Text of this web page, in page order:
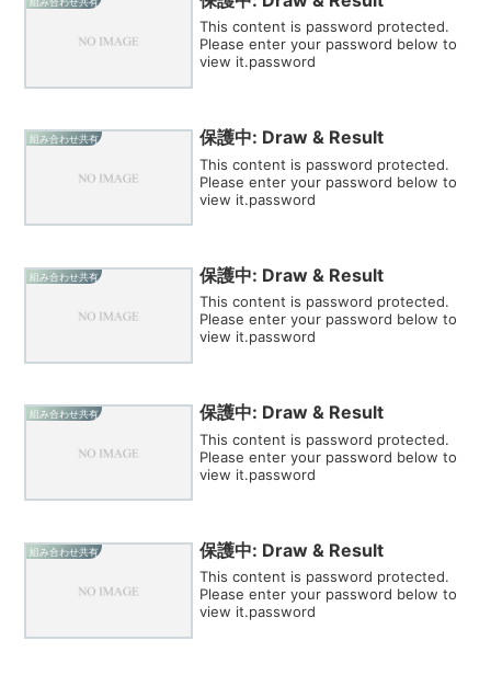
This content is password protected.
Please enter your password below to
view it.password
組み合わせ共有 保護中: Draw & Result
This content is password protected.
Please enter your password below to
view it.password
組み合わせ共有 保護中: Draw & Result
This content is password protected.
Please enter your password below to
view it.password
組み合わせ共有 保護中: Draw & Result
This content is password protected.
Please enter your password below to
view it.password
組み合わせ共有 保護中: Draw & Result
This content is password protected.
Please enter your password below to
view it.password